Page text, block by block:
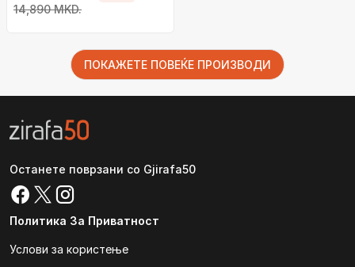
14,890 MKD.
ПОКАЖЕТЕ ПОВЕЌЕ ПРОИЗВОДИ
Останете поврзани со Gjirafa50
Политика За Приватност
Услови за користење